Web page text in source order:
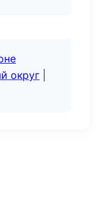
округ